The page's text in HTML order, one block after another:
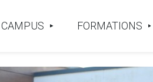
CAMPUS FORMATIONS